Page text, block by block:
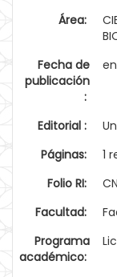
Área:
Fecha de
publicación
:
Editorial :
Páginas:
1
Folio RI:
Facultad:
Programa
académico: